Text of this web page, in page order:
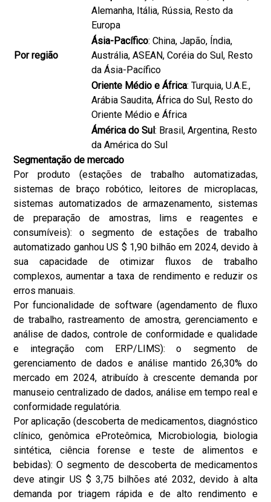
Por região
Alemanha, Itália, Rússia, Resto da
Europa
Ásia-Pacífico: China, Japão, Índia,
Austrália, ASEAN, Coréia do Sul, Resto
da Ásia-Pacífico
Oriente Médio e África: Turquia, U.A.E.,
Arábia Saudita, África do Sul, Resto do
Oriente Médio e África
Ámérica do Sul: Brasil, Argentina, Resto
da América do Sul
Segmentação de mercado
Por produto (estações de trabalho automatizadas,
sistemas de braço robótico, leitores de microplacas,
sistemas automatizados de armazenamento, sistemas
de preparação de amostras, lims e reagentes e
consumíveis): o segmento de estações de trabalho
automatizado ganhou US $ 1,90 bilhão em 2024, devido à
sua capacidade de otimizar fluxos de trabalho
complexos, aumentar a taxa de rendimento e reduzir os
erros manuais.
Por funcionalidade de software (agendamento de fluxo
de trabalho, rastreamento de amostra, gerenciamento e
análise de dados, controle de conformidade e qualidade
e integração com ERP/LIMS): o segmento de
gerenciamento de dados e análise mantido 26,30% do
mercado em 2024, atribuído à crescente demanda por
manuseio centralizado de dados, análise em tempo real e
conformidade regulatória.
Por aplicação (descoberta de medicamentos, diagnóstico
clínico, genômica eProteômica, Microbiologia, biologia
sintética, ciência forense e teste de alimentos e
bebidas): O segmento de descoberta de medicamentos
deve atingir US $ 3,75 bilhões até 2032, devido à alta
demanda por triagem rápida e de alto rendimento e